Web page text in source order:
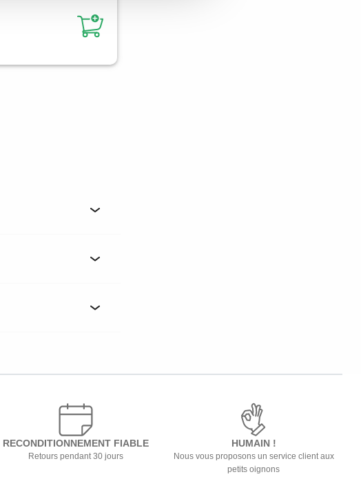
RECONDITIONNEMENT FIABLE
Retours pendant 30 jours
HUMAIN !
Nous vous proposons un service client aux
petits oignons